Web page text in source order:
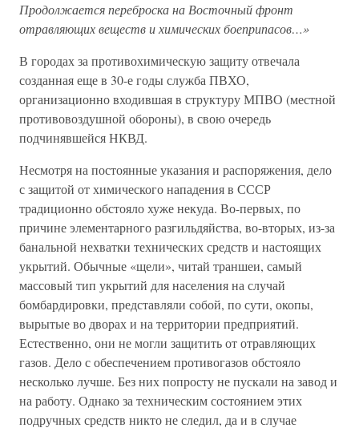
Продолжается переброска на Восточный фронт
отравляющих веществ и химических боеприпасов…»
В городах за противохимическую защиту отвечала
созданная еще в 30-е годы служба ПВХО,
организационно входившая в структуру МПВО (местной
противовоздушной обороны), в свою очередь
подчинявшейся НКВД.
Несмотря на постоянные указания и распоряжения, дело
с защитой от химического нападения в СССР
традиционно обстояло хуже некуда. Во-первых, по
причине элементарного разгильдяйства, во-вторых, из-за
банальной нехватки технических средств и настоящих
укрытий. Обычные «щели», читай траншеи, самый
массовый тип укрытий для населения на случай
бомбардировки, представляли собой, по сути, окопы,
вырытые во дворах и на территории предприятий.
Естественно, они не могли защитить от отравляющих
газов. Дело с обеспечением противогазов обстояло
несколько лучше. Без них попросту не пускали на завод и
на работу. Однако за техническим состоянием этих
подручных средств никто не следил, да и в случае